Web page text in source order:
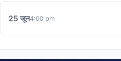
25 जून4:00 pm